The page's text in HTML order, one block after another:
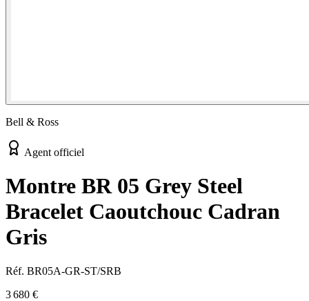
Bell & Ross
Agent officiel
Montre BR 05 Grey Steel
Bracelet Caoutchouc Cadran
Gris
Réf. BR05A-GR-ST/SRB
3 680 €